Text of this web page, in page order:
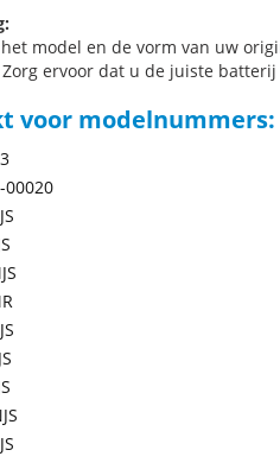
model en de vorm van uw
Zorg ervoor dat u de juiste
voor modelnummers:
00020